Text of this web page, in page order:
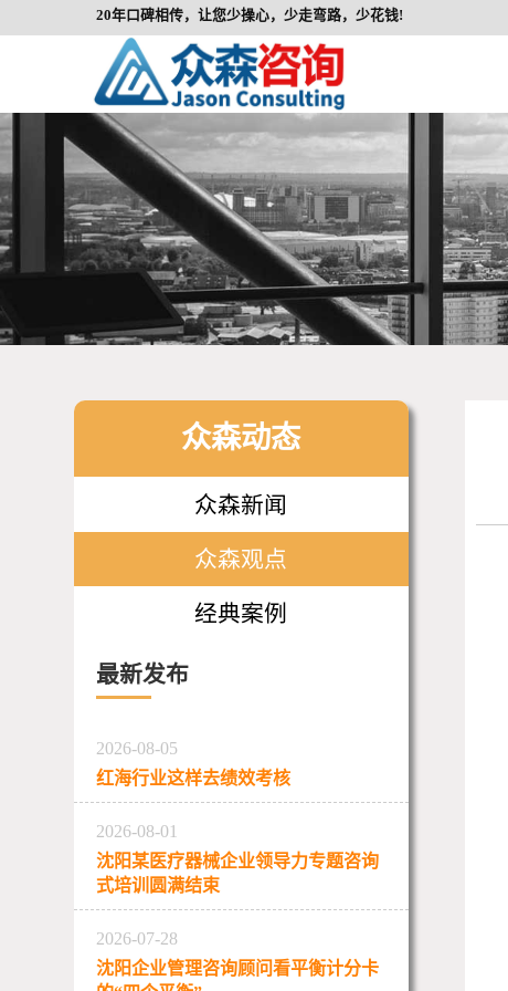
20年口碑相传，让您少操心，少走弯路，少花钱!
众森动态
众森新闻
众森观点
经典案例
最新发布
2026-08-05
红海行业这样去绩效考核
2026-08-01
沈阳某医疗器械企业领导力专题咨询
式培训圆满结束
2026-07-28
沈阳企业管理咨询顾问看平衡计分卡